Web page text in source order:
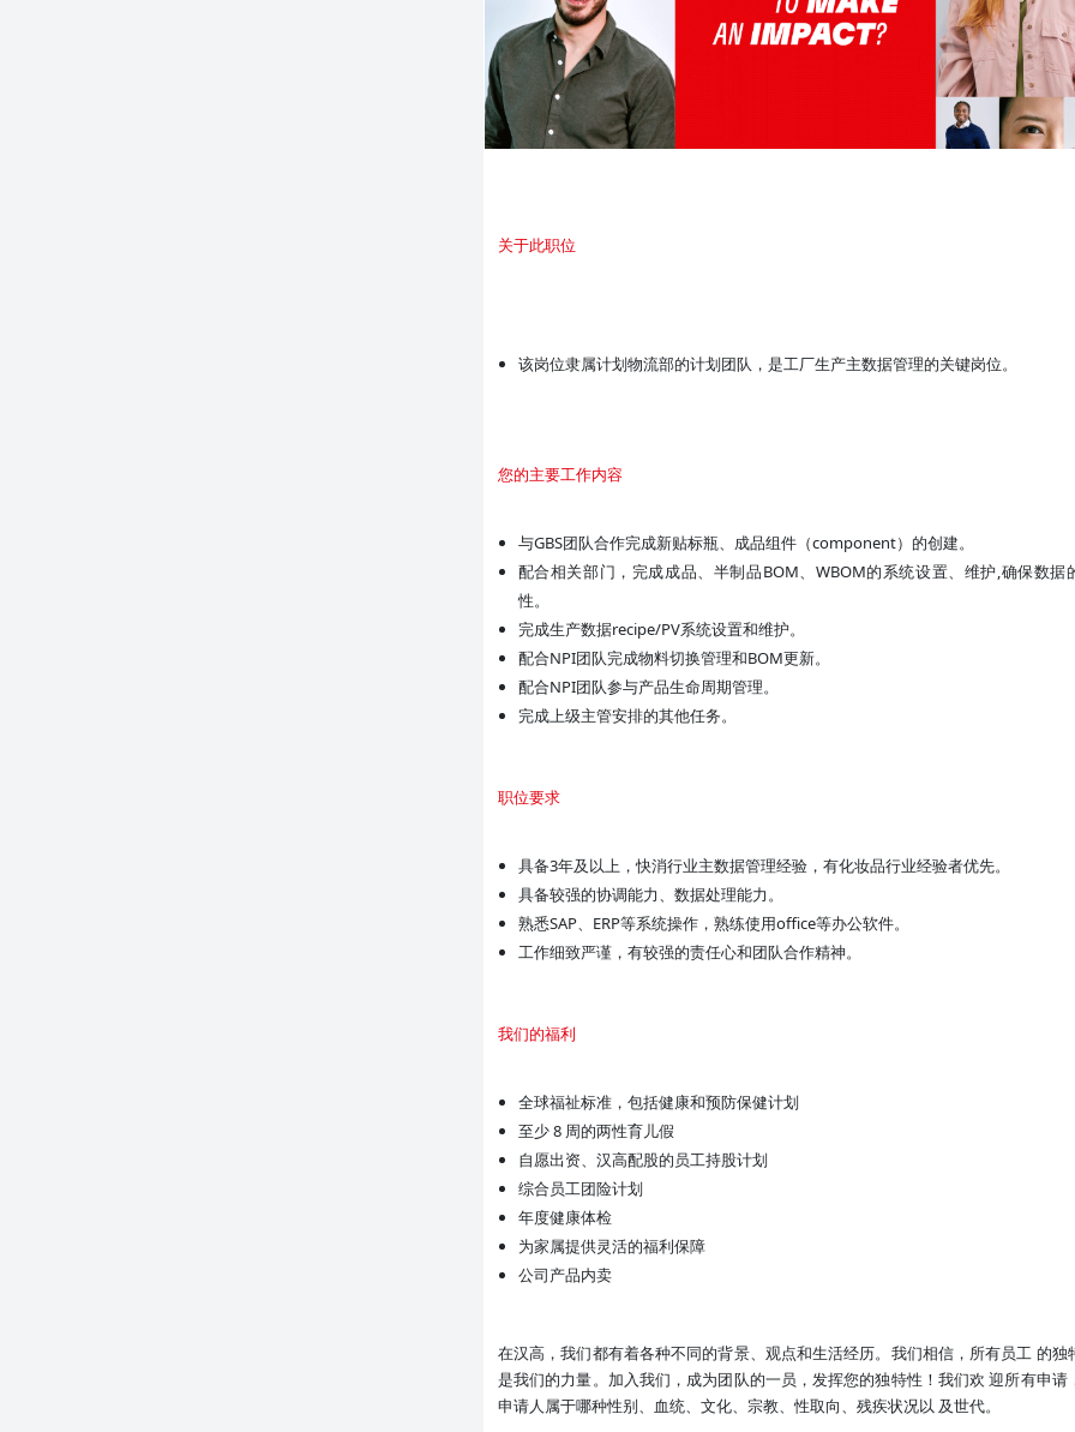
关于此职位
该岗位隶属计划物流部的计划团队，是工厂生产主数据管理的关键岗位。
您的主要工作内容
与GBS团队合作完成新贴标瓶、成品组件（component）的创建。
配合相关部门，完成成品、半制品BOM、WBOM的系统设置、维护,确保数据
性。
完成生产数据recipe/PV系统设置和维护。
配合NPI团队完成物料切换管理和BOM更新。
配合NPI团队参与产品生命周期管理。
完成上级主管安排的其他任务。
职位要求
具备3年及以上，快消行业主数据管理经验，有化妆品行业经验者优先。
具备较强的协调能力、数据处理能力。
熟悉SAP、ERP等系统操作，熟练使用office等办公软件。
工作细致严谨，有较强的责任心和团队合作精神。
我们的福利
全球福祉标准，包括健康和预防保健计划
至少 8 周的两性育儿假
自愿出资、汉高配股的员工持股计划
综合员工团险计划
年度健康体检
为家属提供灵活的福利保障
公司产品内卖
在汉高，我们都有着各种不同的背景、观点和生活经历。我们相信，所有员工 的独
是我们的力量。加入我们，成为团队的一员，发挥您的独特性！我们欢 迎所有申请
申请人属于哪种性别、血统、文化、宗教、性取向、残疾状况以 及世代。